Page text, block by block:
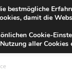
IHR
bestmögliche
damit die
Cookie-
aller Cookies